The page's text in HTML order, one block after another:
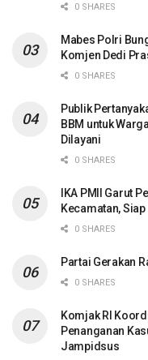
0 SHARES
Mabes Polri
Komjen Dedi
0 SHARES
Publik
BBM untuk
Dilayani
0 SHARES
IKA PMII Garut
Kecamatan,
0 SHARES
Partai Gerakan
0 SHARES
Komjak RI
Penanganan
Jampidsus